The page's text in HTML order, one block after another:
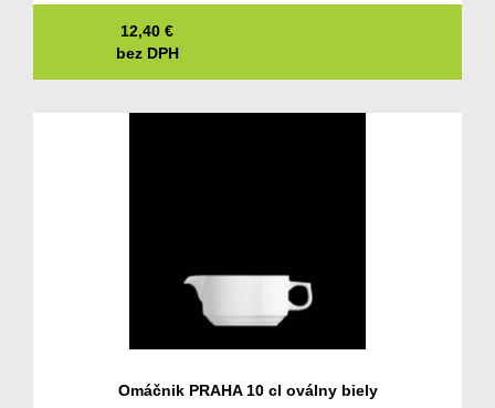
12,40 €
bez DPH
Omáčnik PRAHA 10 cl oválny biely